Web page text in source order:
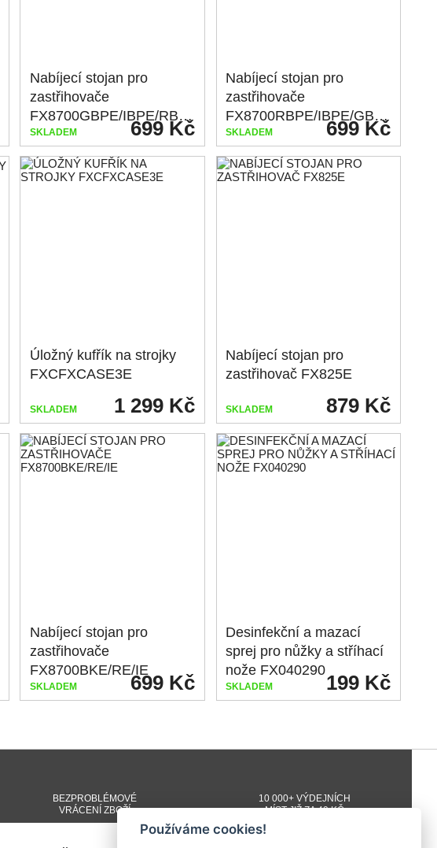
Nabíjecí stojan pro
zastřihovače
FX8700GBPE/IBPE/RBPE/BKE/RE/IE
699 Kč
SKLADEM
Nabíjecí stojan pro
zastřihovače
FX8700RBPE/IBPE/GBPE/BKE/RE/IE
699 Kč
SKLADEM
Úložný kufřík na strojky
FXCFXCASE3E
1 299 Kč
SKLADEM
Nabíjecí stojan pro
zastřihovač FX825E
879 Kč
SKLADEM
Nabíjecí stojan pro
zastřihovače
FX8700BKE/RE/IE
699 Kč
SKLADEM
Desinfekční a mazací
sprej pro nůžky a stříhací
nože FX040290
199 Kč
SKLADEM
BEZPROBLÉMOVÉ
VRÁCENÍ ZBOŽÍ
10 000+ VÝDEJNÍCH
MÍST JIŽ ZA 49 KČ
Používáme cookies!